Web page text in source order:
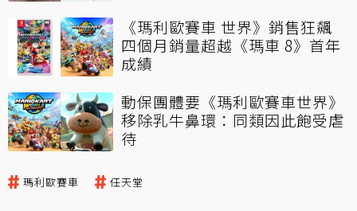
《瑪利歐賽車 世界》銷售狂飆
四個月銷量超越《瑪車 8》首年
成績
動保團體要《瑪利歐賽車世界》
移除乳牛鼻環：同類因此飽受虐
待
瑪利歐賽車 任天堂